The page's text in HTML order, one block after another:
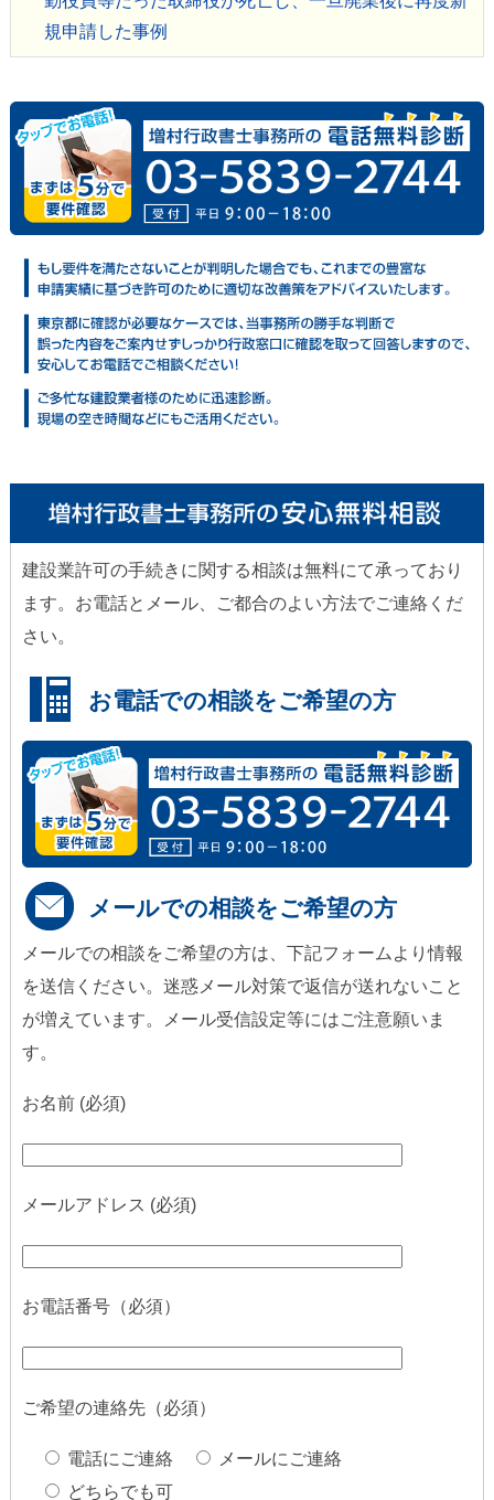
規申請した事例
建設業許可の手続きに関する相談は無料にて承っており
ます。お電話とメール、ご都合のよい方法でご連絡くだ
さい。
お電話での相談をご希望の方
メールでの相談をご希望の方
メールでの相談をご希望の方は、下記フォームより情報
を送信ください。迷惑メール対策で返信が送れないこと
が増えています。メール受信設定等にはご注意願いま
す。
お名前 (必須)
メールアドレス (必須)
お電話番号（必須）
ご希望の連絡先（必須）
電話にご連絡
メールにご連絡
どちらでも可